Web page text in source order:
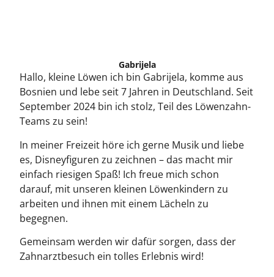
Gabrijela
Hallo, kleine Löwen ich bin Gabrijela, komme aus
Bosnien und lebe seit 7 Jahren in Deutschland. Seit
September 2024 bin ich stolz, Teil des Löwenzahn-
Teams zu sein!
In meiner Freizeit höre ich gerne Musik und liebe
es, Disneyfiguren zu zeichnen – das macht mir
einfach riesigen Spaß! Ich freue mich schon
darauf, mit unseren kleinen Löwenkindern zu
arbeiten und ihnen mit einem Lächeln zu
begegnen.
Gemeinsam werden wir dafür sorgen, dass der
Zahnarztbesuch ein tolles Erlebnis wird!